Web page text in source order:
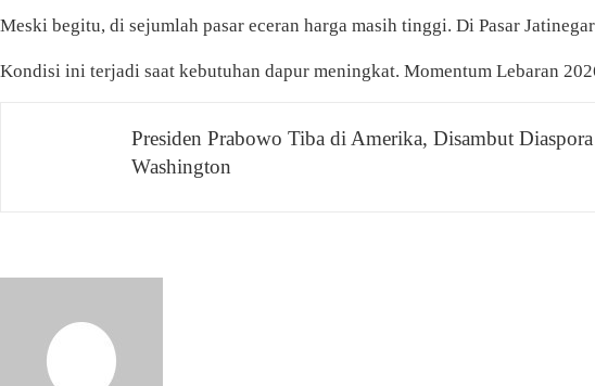
Meski begitu, di sejumlah pasar eceran harga masih tinggi. Di Pasar
Kondisi ini terjadi saat kebutuhan dapur meningkat. Momentum Lebaran
NavigasiPresiden Prabowo Tiba di Amerika, Disambut
Washington